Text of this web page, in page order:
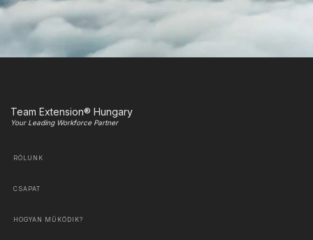
Team Extension® Hungary
Your Leading Workforce Partner
RÓLUNK
CSAPAT
HOGYAN MŰKÖDIK?